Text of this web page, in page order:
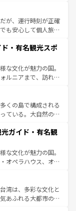
、新着の
てほしい。
優雅なアフタヌーン
国パブ、サッカー観
豊富。イギリスを旅
が、運行時刻が正確
も安心して個人旅行
らではのユニークな
く町歩きも満喫する
物価も高いが、旅行
り、うまく活用すれ
・有名観光スポ
な文化が魅力の国。
ルニアまで、訪れる
ング、エンターテイ
だ。一方、アメリカ
ャニオンやイエロー
食が融合した独特の
域で異なる魅力を楽
を感じることができ
車の旅も、アメリカ
くの島で構成される
ている。大自然の神
光地といえばオアフ
イ島やカウアイ島が
海をはじめ、豊かな
スピリット」と呼ば
イアンミュージッ
がハワイの魅力を彩
感動が待っているハ
ガイド・有名観
な文化が魅力の国。
オペラハウス、オー
ルル（エアーズロッ
アンズの熱帯雨林な
ェやワイン、オージ
湾は、多彩な文化と
あふれる大都市の台